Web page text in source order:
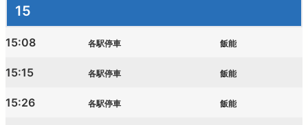
15
15:08 各駅停車 飯能
15:15 各駅停車 飯能
15:26 各駅停車 飯能